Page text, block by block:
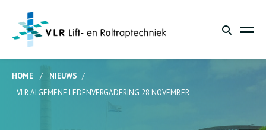
HOME / NIEUWS /
VLR ALGEMENE LEDENVERGADERING 28 NOVEMBER